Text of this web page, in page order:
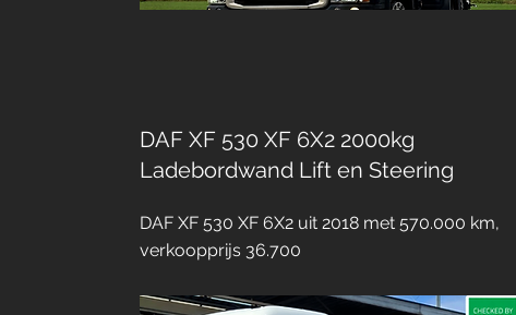
DAF XF 530 XF 6X2 2000kg
Ladebordwand Lift en Steering
DAF XF 530 XF 6X2 uit 2018 met 570.000 km,
verkoopprijs 36.700